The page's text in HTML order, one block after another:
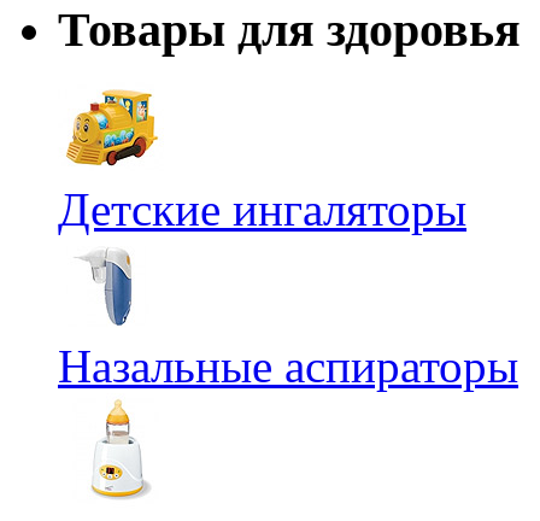
Товары для здоровья
Детские ингаляторы
Назальные аспираторы